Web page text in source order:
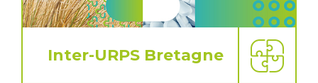
Inter-URPS Bretagne